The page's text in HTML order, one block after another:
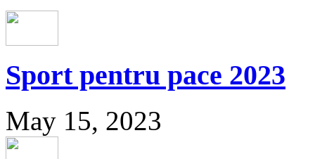
Sport pentru pace 2023
May 15, 2023